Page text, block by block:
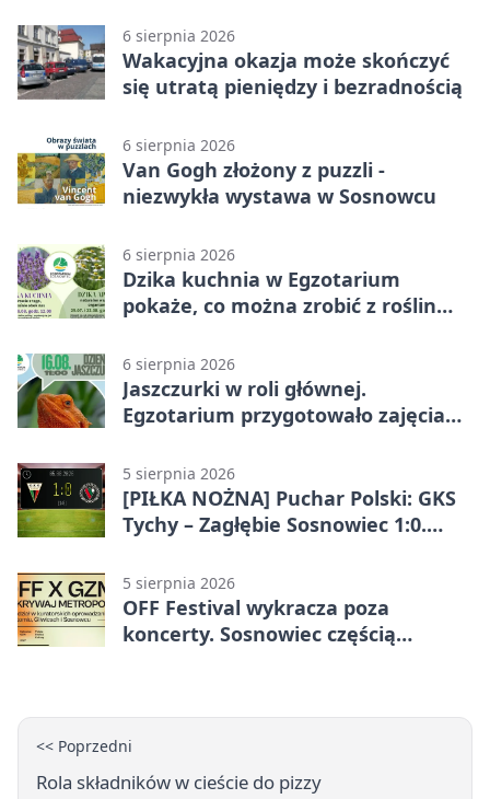
6 sierpnia 2026
Wakacyjna okazja może skończyć
się utratą pieniędzy i bezradnością
6 sierpnia 2026
Van Gogh złożony z puzzli -
niezwykła wystawa w Sosnowcu
6 sierpnia 2026
Dzika kuchnia w Egzotarium
pokaże, co można zrobić z roślin
6 sierpnia 2026
Jaszczurki w roli głównej.
Egzotarium przygotowało zajęcia
5 sierpnia 2026
[PIŁKA NOŻNA] Puchar Polski: GKS
Tychy – Zagłębie Sosnowiec 1:0.
przed przerwą
5 sierpnia 2026
OFF Festival wykracza poza
koncerty. Sosnowiec częścią
<< Poprzedni
Rola składników w cieście do pizzy